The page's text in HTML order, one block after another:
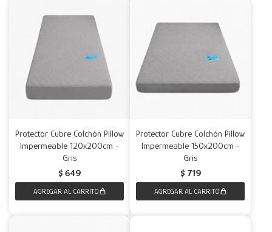
Protector Cubre Colchón Pillow
Impermeable 120x200cm -
Gris
$ 649
Protector Cubre Colchón Pillow
Impermeable 150x200cm -
Gris
$ 719